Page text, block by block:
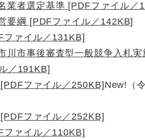
業者選定基準 [PDFファイル／
要綱 [PDFファイル／142KB]
ファイル／131KB]
川市事後審査型一般競争入札実
／191KB]
ファイル／250KB]New!（
ファイル／252KB]
ファイル／110KB]